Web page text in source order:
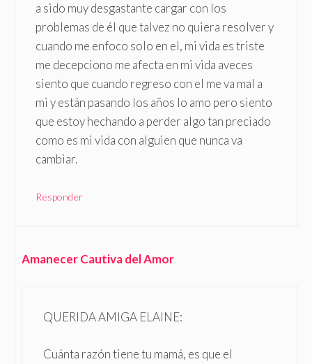
a sido muy desgastante cargar con los
problemas de él que talvez no quiera resolver y
cuando me enfoco solo en el, mi vida es triste
me decepciono me afecta en mi vida aveces
siento que cuando regreso con el me va mal a
mi y están pasando los años lo amo pero siento
que estoy hechando a perder algo tan preciado
como es mi vida con alguien que nunca va
cambiar.
Responder
Amanecer Cautiva del Amor
QUERIDA AMIGA ELAINE:
Cuánta razón tiene tu mamá, es que el